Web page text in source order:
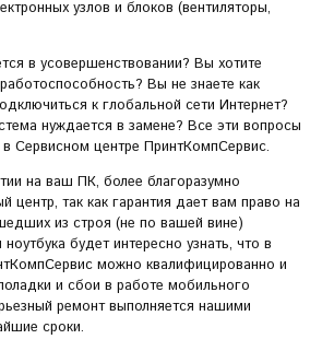
узлов и блоков (вентиляторы,
в усовершенствовании? Вы хотите
Вы не знаете как
к глобальной сети Интернет?
нуждается в замене? Все эти вопросы
Сервисном центре ПринтКомпСервис.
на ваш ПК, более благоразумно
центр, так как гарантия дает вам право на
из строя (не по вашей вине)
будет интересно узнать, что в
можно квалифицированно и
и сбои в работе мобильного
ремонт выполняется нашими
сроки.